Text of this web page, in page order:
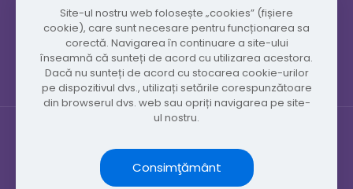
www.vidafyglobal.com
© Copyright 2026 by Vidafy.blog
Site-ul nostru web folosește „cookies” (fișiere
cookie), care sunt necesare pentru funcționarea sa
corectă. Navigarea în continuare a site-ului
înseamnă că sunteți de acord cu utilizarea acestora.
Dacă nu sunteți de acord cu stocarea cookie-urilor
pe dispozitivul dvs., utilizați setările corespunzătoare
din browserul dvs. web sau opriți navigarea pe site-
ul nostru.
Consimţământ